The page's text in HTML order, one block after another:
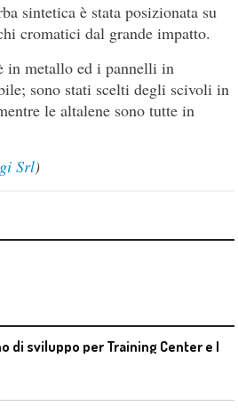
sintetica è stata posizionata su
cromatici dal grande impatto.
in metallo ed i pannelli in
sono stati scelti degli scivoli in
le altalene sono tutte in
Srl)